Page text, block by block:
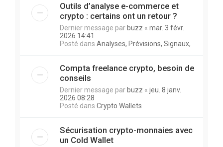
Outils d’analyse e-commerce et
crypto : certains ont un retour ?
Dernier message parbuzz « mar. 3 févr.
2026 14:41
Posté dans Analyses, Prévisions, Signaux,
Compta freelance crypto, besoin de
conseils
Dernier message parbuzz « jeu. 8 janv.
2026 08:28
Posté dans Crypto Wallets
Sécurisation crypto-monnaies avec
un Cold Wallet